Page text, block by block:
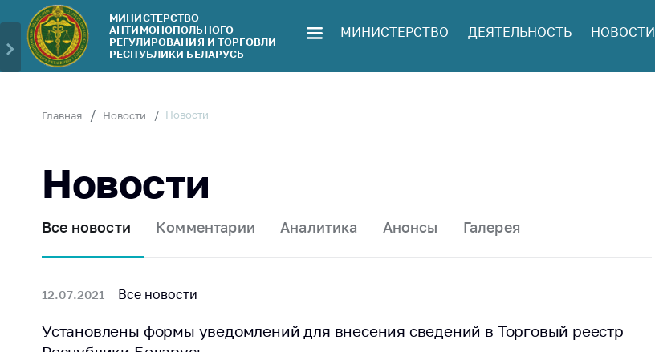
Министерство
Руководство
Министерства
Законодательство
Антикоррупционная
деятельность
консультативный
совет
Соискателям
Обратиться в МАРТ
Личный прием
Сообщить о росте
изделия
МИНИСТЕРСТВО
АНТИМОНОПОЛЬНОГО
РЕГУЛИРОВАНИЯ И ТОРГОВЛИ
РЕСПУБЛИКИ БЕЛАРУСЬ
МИНИСТЕРСТВО ДЕЯТЕЛЬНОСТЬ НОВОСТИ
Главная Новости Новости
Новости
Все новости Комментарии Аналитика Анонсы Галерея
12.07.2021 Все новости
Установлены формы уведомлений для внесения сведений в Торговый реестр